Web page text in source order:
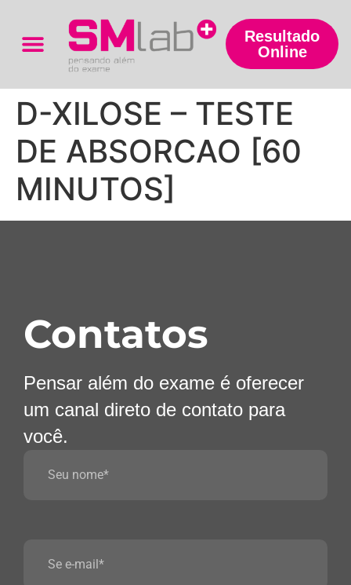
Resultado
Online
D-XILOSE – TESTE
DE ABSORCAO [60
MINUTOS]
Contatos
Pensar além do exame é oferecer
um canal direto de contato para
você.